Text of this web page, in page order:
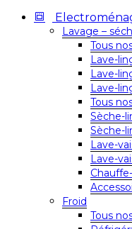
Lavage –
Tous
Lave-
Lave-
Lave-
Tous
Sèche-
Sèche-
Lave-
Lave-
Froid
Tous